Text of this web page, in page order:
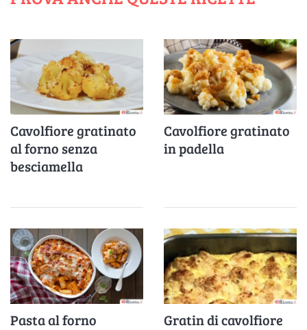
Cavolfiore gratinato
al forno senza
besciamella
Cavolfiore gratinato
in padella
Pasta al forno Gratin di cavolfiore